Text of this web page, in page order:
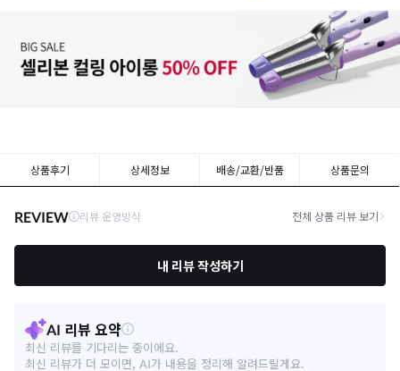
상품후기 상세정보 배송/교환/반품 상품문의